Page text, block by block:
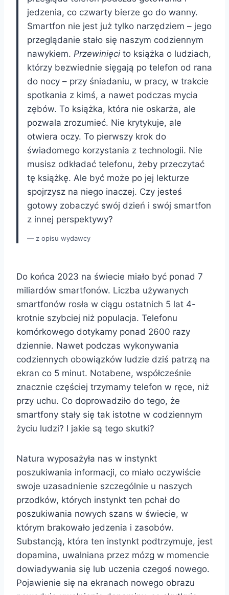
jedzenia, co czwarty bierze go do wanny.
Smartfon nie jest już tylko narzędziem – jego
przeglądanie stało się naszym codziennym
nawykiem. Przewinięci to książka o ludziach,
którzy bezwiednie sięgają po telefon od rana
do nocy – przy śniadaniu, w pracy, w trakcie
spotkania z kimś, a nawet podczas mycia
zębów. To książka, która nie oskarża, ale
pozwala zrozumieć. Nie krytykuje, ale
otwiera oczy. To pierwszy krok do
świadomego korzystania z technologii. Nie
musisz odkładać telefonu, żeby przeczytać
tę książkę. Ale być może po jej lekturze
spojrzysz na niego inaczej. Czy jesteś
gotowy zobaczyć swój dzień i swój smartfon
z innej perspektywy?
z opisu wydawcy
Do końca 2023 na świecie miało być ponad 7
miliardów smartfonów. Liczba używanych
smartfonów rosła w ciągu ostatnich 5 lat 4-
krotnie szybciej niż populacja. Telefonu
komórkowego dotykamy ponad 2600 razy
dziennie. Nawet podczas wykonywania
codziennych obowiązków ludzie dziś patrzą na
ekran co 5 minut. Notabene, współcześnie
znacznie częściej trzymamy telefon w ręce, niż
przy uchu. Co doprowadziło do tego, że
smartfony stały się tak istotne w codziennym
życiu ludzi? I jakie są tego skutki?
Natura wyposażyła nas w instynkt
poszukiwania informacji, co miało oczywiście
swoje uzasadnienie szczególnie u naszych
przodków, których instynkt ten pchał do
poszukiwania nowych szans w świecie, w
którym brakowało jedzenia i zasobów.
Substancją, która ten instynkt podtrzymuje, jest
dopamina, uwalniana przez mózg w momencie
dowiadywania się lub uczenia czegoś nowego.
Pojawienie się na ekranach nowego obrazu